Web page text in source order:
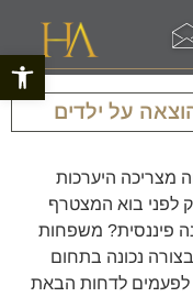
פתח
על ילדים
מצריכה היערכות
לפני בוא המצטרף
פיננסית? משפחות
נכונה בתחום
לפעמים לדחות הבאת